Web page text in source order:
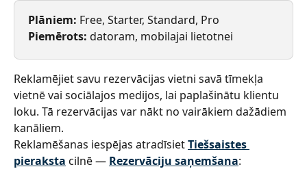
Plāniem: Free, Starter, Standard, Pro
Piemērots: datoram, mobilajai lietotnei
Reklamējiet savu rezervācijas vietni savā tīmekļa
vietnē vai sociālajos medijos, lai paplašinātu klientu
loku. Tā rezervācijas var nākt no vairākiem dažādiem
kanāliem.
Reklamēšanas iespējas atradīsiet Tiešsaistes
pieraksta cilnē — Rezervāciju saņemšana: